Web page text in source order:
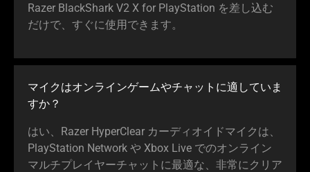
Razer BlackShark V2 X for PlayStation を差し込む
だけで、すぐに使用でき ます。
マイクはオンラインゲームやチャットに適していま
すか ？
はい、Razer HyperClear カーディオイドマイクは、
PlayStation Network や Xbox Live でのオンライン
マルチプレイヤーチャットに最適な、非常にクリア